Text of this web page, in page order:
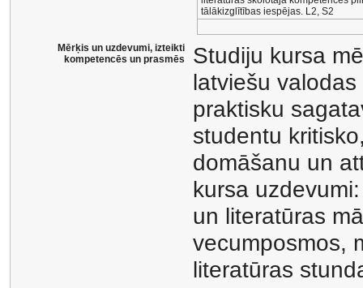
tālākizglītības iespējas. L2, S2
Mērķis un uzdevumi, izteikti
kompetencēs un prasmēs
Studiju kursa
latviešu
praktisku
studentu
domāšanu un
kursa
un literatūras
vecumposmos,
literatūras